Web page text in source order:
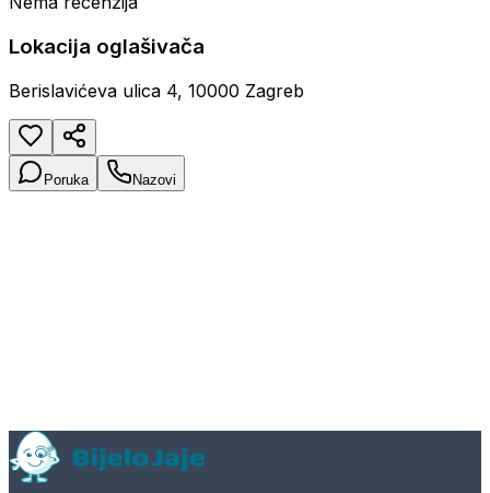
Lokacija oglašivača
Berislavićeva ulica 4, 10000 Zagreb
Poruka Nazovi